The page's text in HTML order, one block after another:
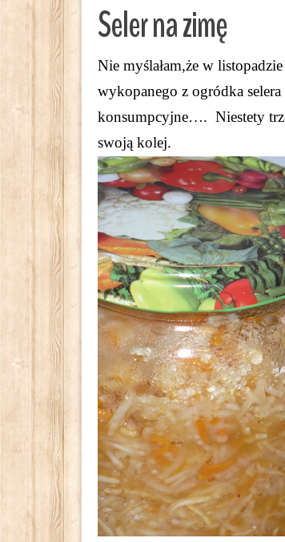
Seler na zimę
Nie myślałam,że w
wykopanego z ogródka selera
konsumpcyjne…. Niestety
swoją kolej.